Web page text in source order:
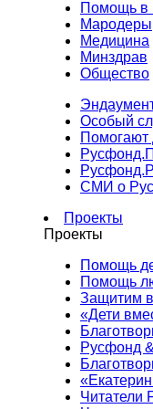
Помощь в
Мародеры
Медицина
Минздрав
Общество
Особый
Помогают
СМИ о
Проекты
Проекты
Помощь
Помощь
Защитим
«Дети
Русфонд
Читатели